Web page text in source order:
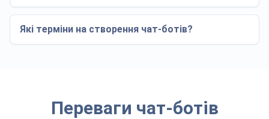
Які терміни на створення чат-ботів?
Переваги чат-ботів